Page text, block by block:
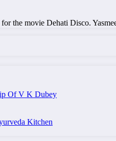
the movie Dehati Disco.
Of V K Dubey
Kitchen